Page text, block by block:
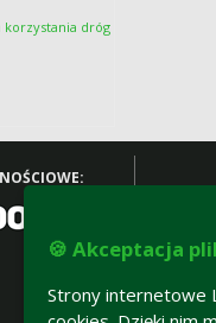
korzystania dróg
🍪 Akceptacja
Strony internetowe